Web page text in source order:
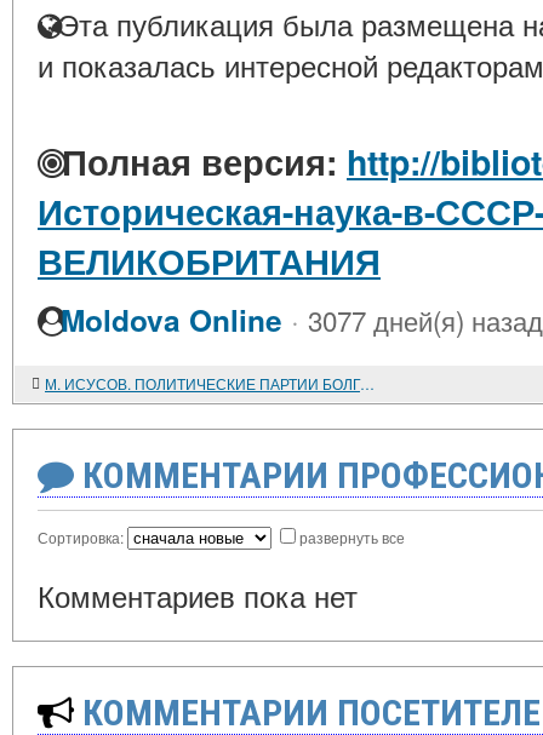
Эта публикация была размещена
и показалась интересной
Полная версия: http://
Историческая-наука-в-
ВЕЛИКОБРИТАНИЯ
Moldova Online · 3077 дней(я) назад
М. ИСУСОВ. ПОЛИТИЧЕСКИЕ ПАРТИИ БОЛГАРИИ В 1944 - 1948 ГГ.
КОММЕНТАРИИ
Сортировка: развернуть все
Комментариев пока нет
КОММЕНТАРИИ